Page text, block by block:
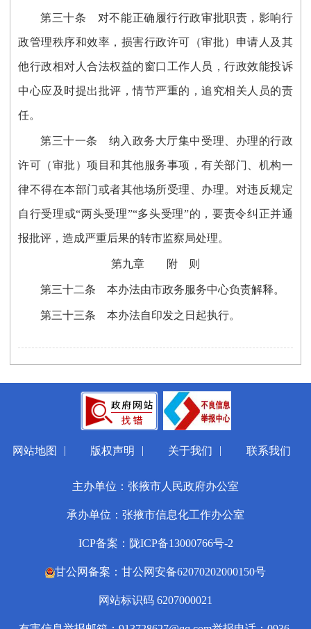
第三十条 对不能正确履行行政审批职责，影响行
政管理秩序和效率，损害行政许可（审批）申请人及其
他行政相对人合法权益的窗口工作人员，行政效能投诉
中心应及时提出批评，情节严重的，追究相关人员的责
任。
第三十一条 纳入政务大厅集中受理、办理的行政
许可（审批）项目和其他服务事项，有关部门、机构一
律不得在本部门或者其他场所受理、办理。对违反规定
自行受理或“两头受理”“多头受理”的，要责令纠正并通
报批评，造成严重后果的转市监察局处理。
第九章 附 则
第三十二条 本办法由市政务服务中心负责解释。
第三十三条 本办法自印发之日起执行。
网站地图 | 版权声明 | 关于我们 | 联系我们
主办单位：张掖市人民政府办公室
承办单位：张掖市信息化工作办公室
ICP备案：陇ICP备13000766号-2
甘公网备案：甘公网安备62070202000150号
网站标识码 6207000021